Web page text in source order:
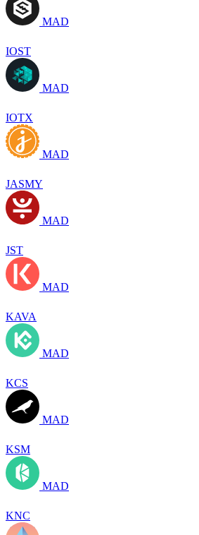
MAD
IOST
MAD
IOTX
MAD
JASMY
MAD
JST
MAD
KAVA
MAD
KCS
MAD
KSM
MAD
KNC